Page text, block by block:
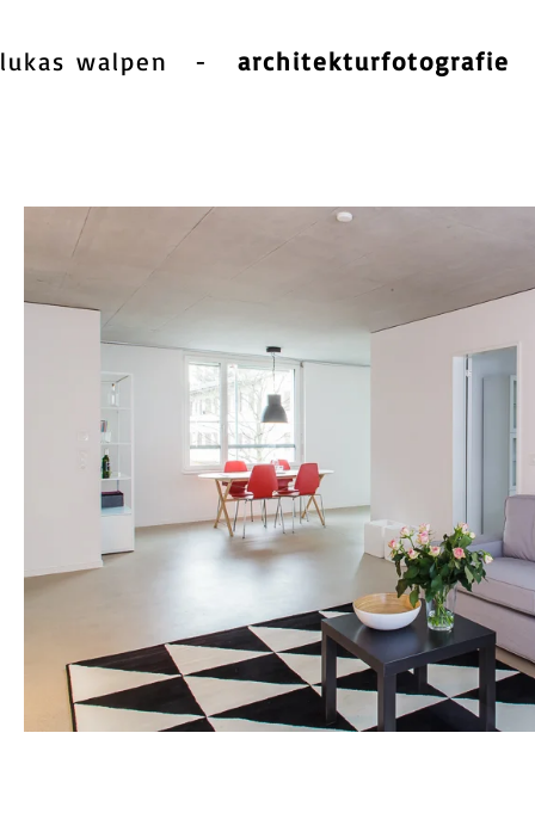
lukas walpen - architekturfotografie